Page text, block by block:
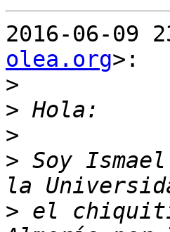
2016-06-09
olea.org>:
>
>
>
> Soy
> el